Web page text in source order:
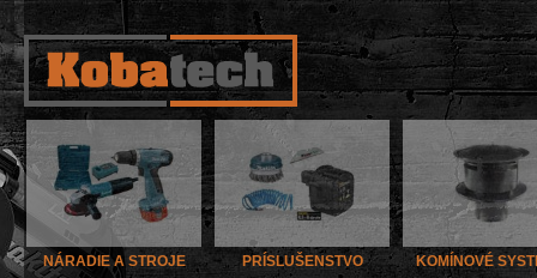
NÁRADIE A STROJE PRÍSLUŠENSTVO KOMÍNOVÉ